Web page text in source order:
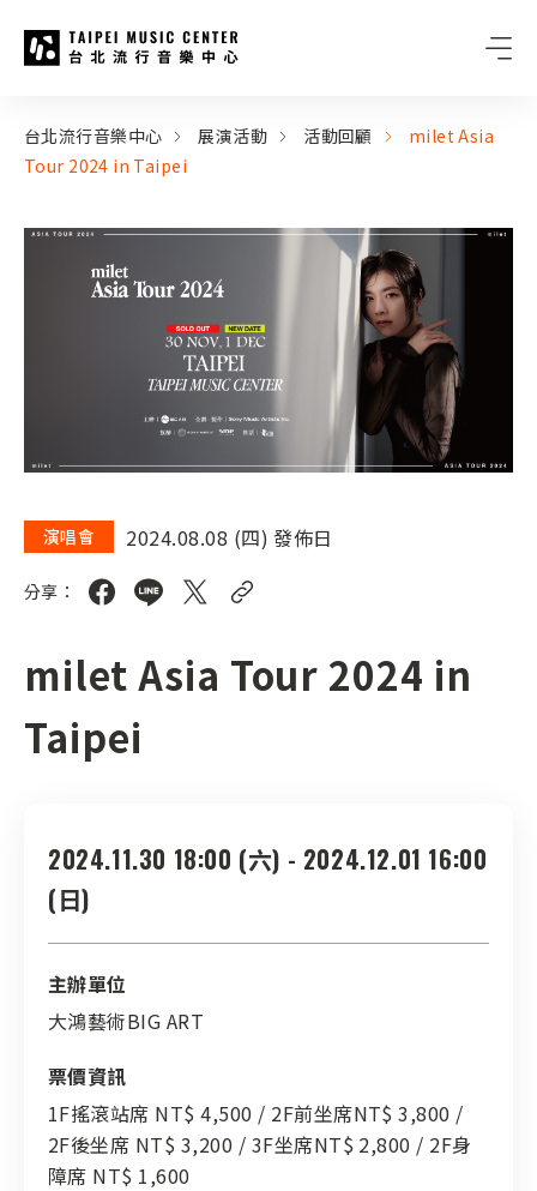
:::
台北流行音樂中心 展演活動 活動回顧
milet Asia
Tour 2024 in Taipei
演唱會 2024.08.08 (四) 發佈日
分享：
milet Asia Tour 2024 in
Taipei
2024.11.30 18:00 (六) - 2024.12.01 16:00
(日)
主辦單位
大鴻藝術BIG ART
票價資訊
1F搖滾站席 NT$ 4,500 / 2F前坐席NT$ 3,800 /
2F後坐席 NT$ 3,200 / 3F坐席NT$ 2,800 / 2F身
障席 NT$ 1,600